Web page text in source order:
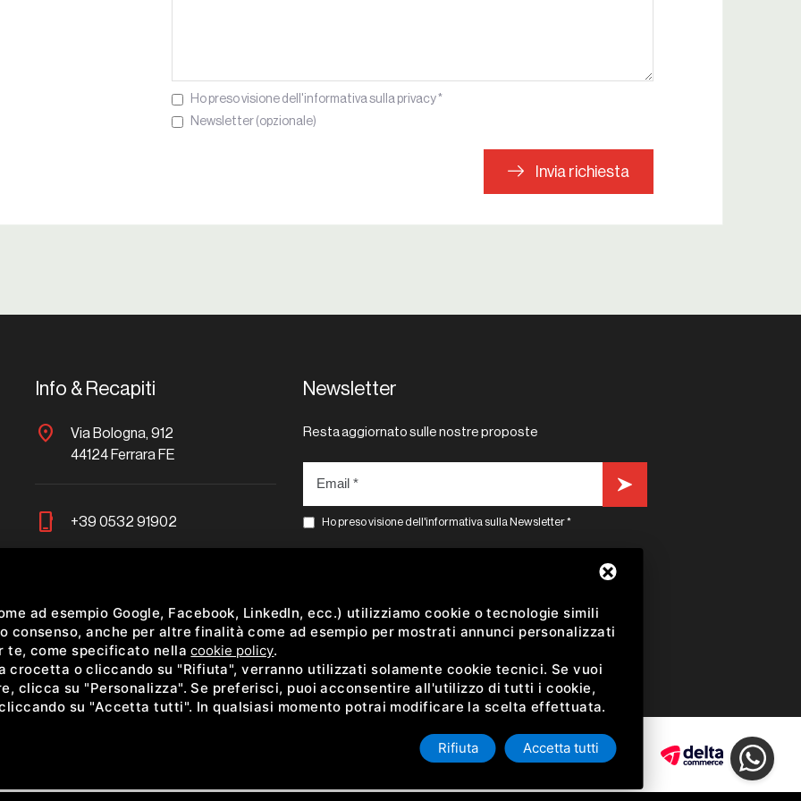
Ho preso visione dell'informativa sulla privacy *
Newsletter (opzionale)
Invia richiesta
Info & Recapiti
location_on
Via Bologna, 912
44124 Ferrara FE
phone_iphone +39 0532 91902
Newsletter
Resta aggiornato sulle nostre proposte
Ho preso visione dell'informativa sulla Newsletter *
DA GOOGLE RECAPTCHA V3,
FE A 14585 CAPITALE SOCIALE EURO 300.000,00 INT. VERS. / SDI 5RUO82D
ad esempio Google, Facebook, LinkedIn, ecc.) utilizziamo cookie o tecnologie simili
consenso, anche per altre finalità come ad esempio per mostrati annunci personalizzati
te, come specificato nellacookie policy.
crocetta o cliccando su "Rifiuta", verranno utilizzati solamente cookie tecnici. Se vuoi
clicca su "Personalizza". Se preferisci, puoi acconsentire all'utilizzo di tutti i cookie,
su "Accetta tutti". In qualsiasi momento potrai modificare la scelta effettuata.
Rifiuta Accetta tutti